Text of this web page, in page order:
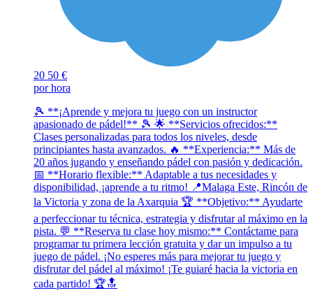
20 50 €
por hora
🎾 **¡Aprende y mejora tu juego con un instructor
apasionado de pádel!** 🎾 🌟 **Servicios ofrecidos:**
Clases personalizadas para todos los niveles, desde
principiantes hasta avanzados. 🔥 **Experiencia:** Más de
20 años jugando y enseñando pádel con pasión y dedicación.
📅 **Horario flexible:** Adaptable a tus necesidades y
disponibilidad, ¡aprende a tu ritmo! 📍Malaga Este, Rincón de
la Victoria y zona de la Axarquia 🏆 **Objetivo:** Ayudarte
a perfeccionar tu técnica, estrategia y disfrutar al máximo en la
pista. 💬 **Reserva tu clase hoy mismo:** Contáctame para
programar tu primera lección gratuita y dar un impulso a tu
juego de pádel. ¡No esperes más para mejorar tu juego y
disfrutar del pádel al máximo! ¡Te guiaré hacia la victoria en
cada partido! 🏆🔝